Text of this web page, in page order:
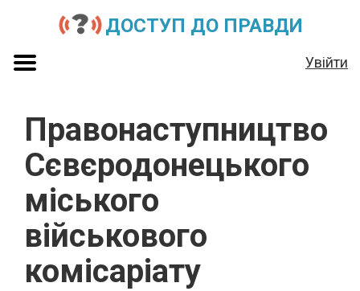
ДОСТУП ДО ПРАВДИ
Увійти
Правонаступництво
Сєвєродонецького
міського
військового
комісаріату